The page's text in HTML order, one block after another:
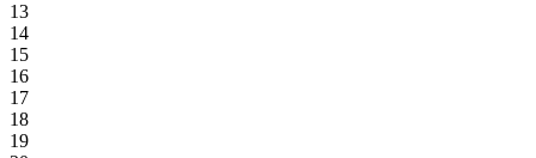
13
14
15
16
17
18
19